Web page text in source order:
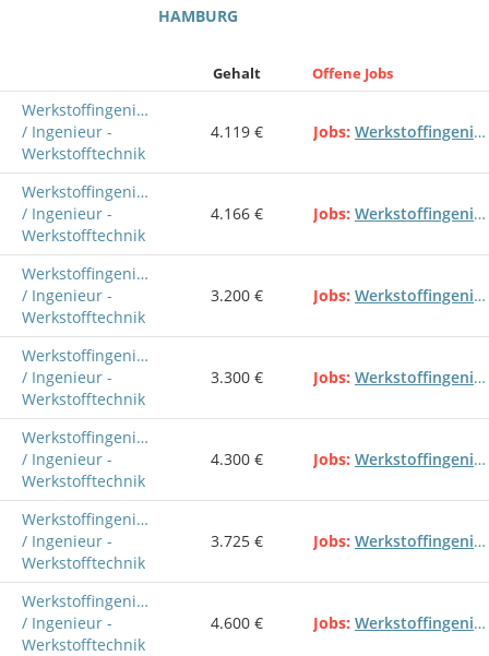
HAMBURG
Gehalt Offene Jobs
Werkstoffingenieur
/ Ingenieur -
Werkstofftechnik
4.119 € Jobs Werkstoffingenieur
Werkstoffingenieur
/ Ingenieur -
Werkstofftechnik
4.166 € Jobs Werkstoffingenieur
Werkstoffingenieur
/ Ingenieur -
Werkstofftechnik
3.200 € Jobs Werkstoffingenieur
Werkstoffingenieur
/ Ingenieur -
Werkstofftechnik
3.300 € Jobs Werkstoffingenieur
Werkstoffingenieur
/ Ingenieur -
Werkstofftechnik
4.300 € Jobs Werkstoffingenieur
Werkstoffingenieur
/ Ingenieur -
Werkstofftechnik
3.725 € Jobs Werkstoffingenieur
Werkstoffingenieur
/ Ingenieur -
Werkstofftechnik
4.600 € Jobs Werkstoffingenieur